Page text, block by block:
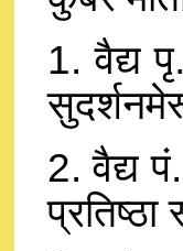
1. वैद्य
2. वैद्य
प्रतिष्ठा